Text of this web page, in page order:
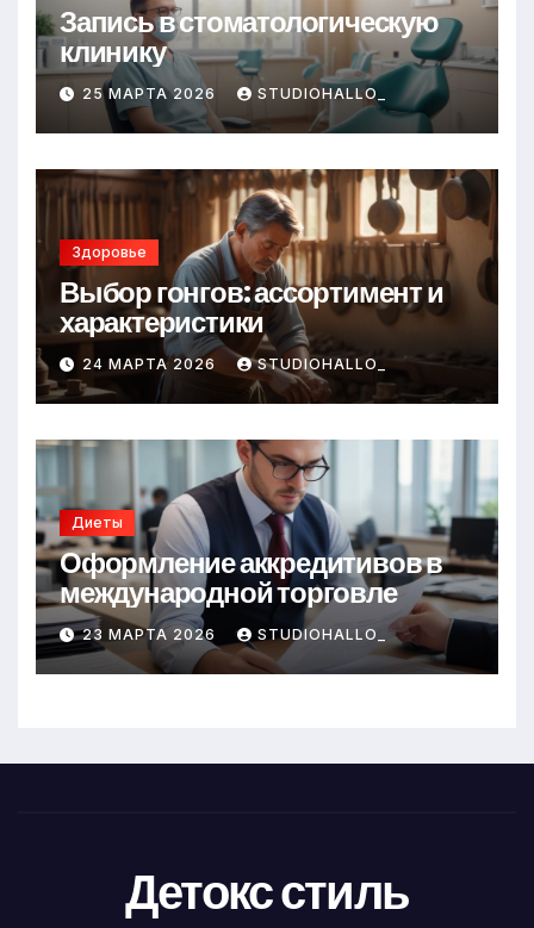
Запись в стоматологическую
клинику
25 МАРТА 2026 STUDIOHALLO_
Здоровье
Выбор гонгов: ассортимент и
характеристики
24 МАРТА 2026 STUDIOHALLO_
Диеты
Оформление аккредитивов в
международной торговле
23 МАРТА 2026 STUDIOHALLO_
Детокс стиль